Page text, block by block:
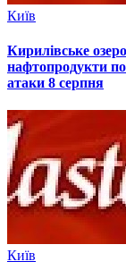
Київ
Кирилівське
нафтопродукти
атаки 8 серпня
Київ